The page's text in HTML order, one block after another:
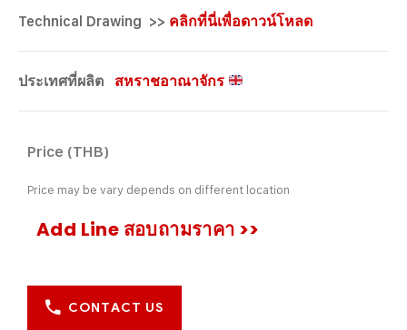
Technical Drawing >> คลิกที่นี่เพื่อดาวน์โหลด
ประเทศที่ผลิต สหราชอาณาจักร
Price (THB)
Price may be vary depends on different location
Add Line สอบถามราคา >>
CONTACT US